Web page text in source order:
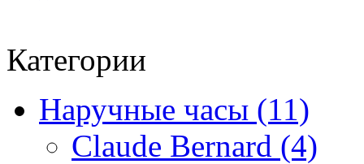
Категории
Наручные часы (11)
Claude Bernard (4)